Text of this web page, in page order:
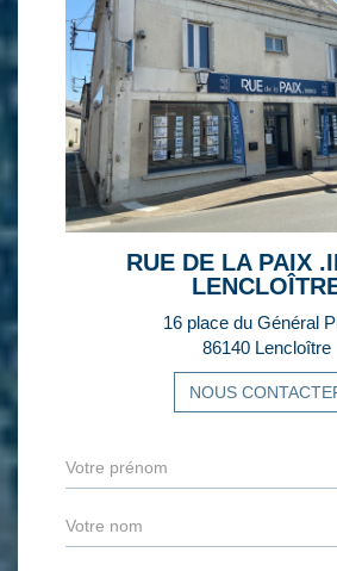
RUE DE LA PAIX
16 place du Général
86140 Lencloître
NOUS